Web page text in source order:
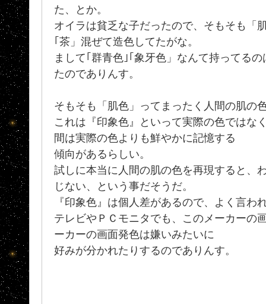
た、とか。
オイラは貧乏な子だったので、そもそも「
｢茶」混ぜて造色してたがな。
まして｢群青色｣｢象牙色」なんて持ってる
たのでありんす。
そもそも「肌色」ってまったく人間の肌の
これは『印象色』といって実際の色ではな
間は実際の色よりも鮮やかに記憶する
傾向があるらしい。
試しに本当に人間の肌の色を再現すると、
じない、という事だそうだ。
『印象色』は個人差があるので、よく言わ
テレビやＰＣモニタでも、このメーカーの
ーカーの画面発色は嫌いみたいに
好みが分かれたりするのでありんす。